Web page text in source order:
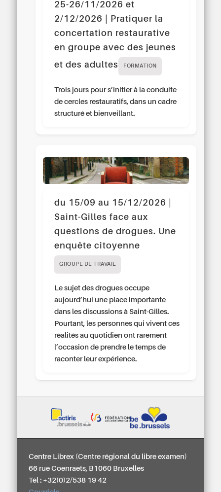
25-26/11/2026 et
2/12/2026 | Pratiquer la
concertation restaurative
en groupe avec des jeunes
et des adultes
FORMATION
Trois jours pour s’initier à la conduite
de cercles restauratifs, dans un cadre
structuré et bienveillant.
du 15/09 au 15/12/2026 |
Saint-Gilles face aux
questions de drogues. Une
enquête citoyenne
GROUPE DE TRAVAIL
Le sujet des drogues occupe
aujourd’hui une place importante
dans les discussions à Saint-Gilles.
Pourtant, les personnes qui vivent ces
réalités au quotidien ont rarement
l’occasion de prendre le temps de
raconter leur expérience.
Centre Librex (Centre régional du libre examen)
66 rue Coenraets, B1060 Bruxelles
Tél : +32(0)2/538 19 42